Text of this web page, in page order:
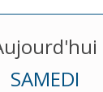
SAMEDI